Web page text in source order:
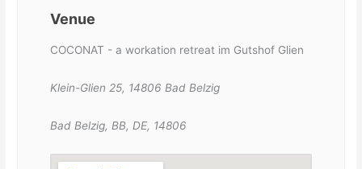
Venue
COCONAT - a workation retreat im Gutshof Glien
Klein-Glien 25, 14806 Bad Belzig
Bad Belzig, BB, DE, 14806